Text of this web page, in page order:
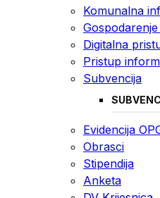
Komunalna
Digitalna
Pristup
Subvencija
Evidencija
Obrasci
Stipendija
Anketa